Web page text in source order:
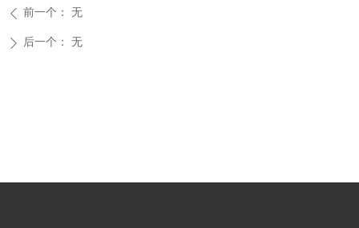
ꄴ 前一个： 无
ꄲ 后一个： 无